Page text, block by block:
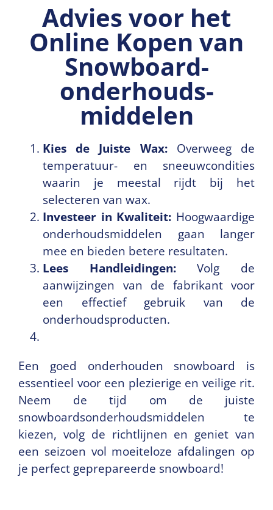
Advies voor het
Online Kopen van
Snowboard­
onderhouds­
middelen
Kies de Juiste Wax:Overweeg de
temperatuur- en sneeuwcondities
waarin je meestal rijdt bij het
selecteren van wax.
Investeer in Kwaliteit: Hoogwaardige
onderhoudsmiddelen gaan langer
mee en bieden betere resultaten.
Lees Handleidingen:Volg de
aanwijzingen van de fabrikant voor
een effectief gebruik van de
onderhoudsproducten.
Een goed onderhouden snowboard is
essentieel voor een plezierige en veilige rit.
Neem de tijd om de juiste
snowboardsonderhoudsmiddelen te
kiezen, volg de richtlijnen en geniet van
een seizoen vol moeiteloze afdalingen op
je perfect geprepareerde snowboard!